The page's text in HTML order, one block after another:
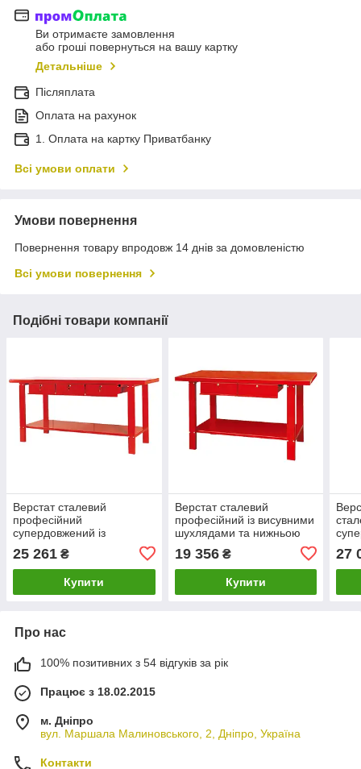
Ви отримаєте замовлення
або гроші повернуться на вашу картку
Детальніше
Післяплата
Оплата на рахунок
1. Оплата на картку Приватбанку
Всі умови оплати
Умови повернення
Повернення товару впродовж 14 днів за домовленістю
Всі умови повернення
Подібні товари компанії
Верстат сталевий
професійний
супердовжений із
висувними шухлядами та
нижньою полицею
2000x640x865 мм TORIN
25 261 ₴
Купити
Верстат сталевий
професійний із висувними
шухлядами та нижньою
полицею 1500x640x865
мм TORIN PBW59250201
19 356₴
Купити
27
Про нас
100% позитивних з 54 відгуків за рік
Працює з 18.02.2015
м. Дніпро
вул. Маршала Малиновського, 2, Дніпро, Україна
Контакти